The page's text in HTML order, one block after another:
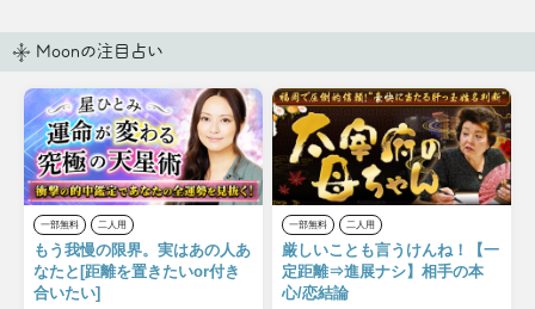
Moonの注目占い
一部無料 二人用
もう我慢の限界。実はあの人あ
なたと[距離を置きたいor付き
合いたい]
一部無料 二人用
厳しいことも言うけんね！【一
定距離⇒進展ナシ】相手の本
心/恋結論